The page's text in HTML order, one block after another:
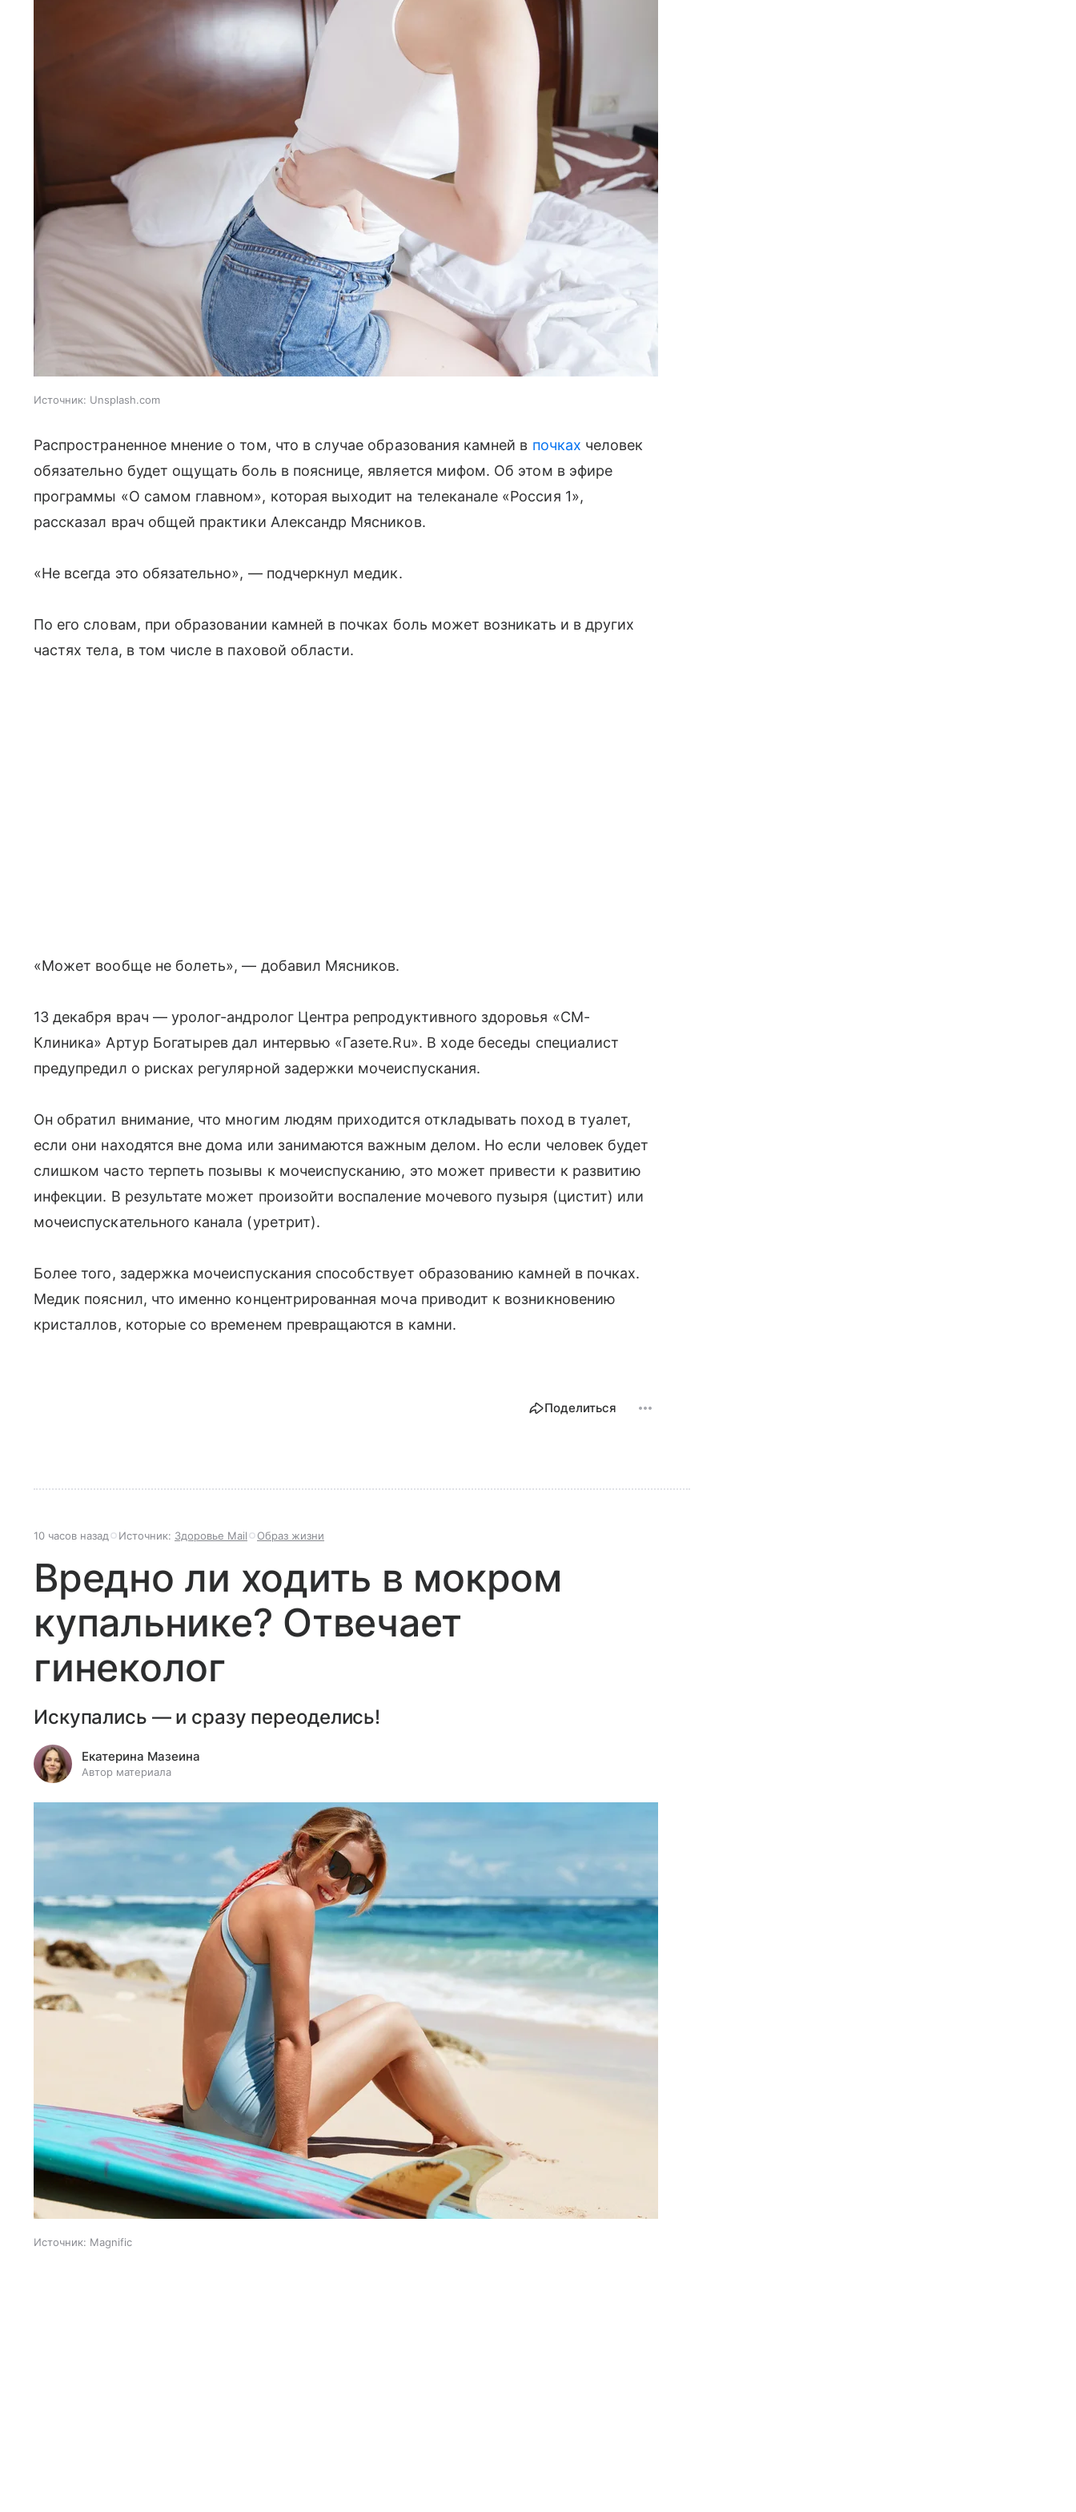
Источник: Unsplash.com
Распространенное мнение о том, что в случае образования камней в почках человек
обязательно будет ощущать боль в пояснице, является мифом. Об этом в эфире
программы «О самом главном», которая выходит на телеканале «Россия 1»,
рассказал врач общей практики Александр Мясников.
«Не всегда это обязательно», — подчеркнул медик.
По его словам, при образовании камней в почках боль может возникать и в других
частях тела, в том числе в паховой области.
«Может вообще не болеть», — добавил Мясников.
13 декабря врач — уролог-андролог Центра репродуктивного здоровья «СМ-
Клиника» Артур Богатырев дал интервью «Газете.Ru». В ходе беседы специалист
предупредил о рисках регулярной задержки мочеиспускания.
Он обратил внимание, что многим людям приходится откладывать поход в туалет,
если они находятся вне дома или занимаются важным делом. Но если человек будет
слишком часто терпеть позывы к мочеиспусканию, это может привести к развитию
инфекции. В результате может произойти воспаление мочевого пузыря (цистит) или
мочеиспускательного канала (уретрит).
Более того, задержка мочеиспускания способствует образованию камней в почках.
Медик пояснил, что именно концентрированная моча приводит к возникновению
кристаллов, которые со временем превращаются в камни.
Поделиться
10 часов назад Источник: Здоровье Mail Образ жизни
Вредно ли ходить в мокром
купальнике? Отвечает
гинеколог
Искупались — и сразу переоделись!
Екатерина Мазеина
Автор материала
Источник: Magnific